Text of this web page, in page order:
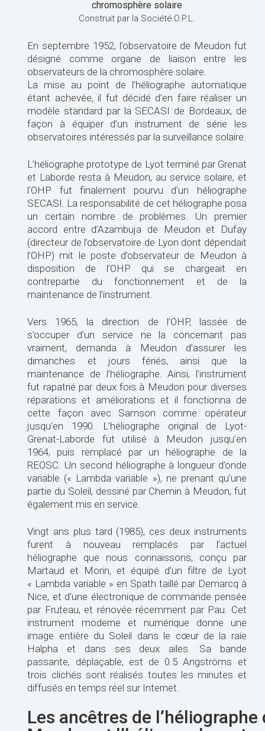
chromosphère solaire
Construit par la Société O.P.L.
En septembre 1952, l’observatoire de Meudon fut
désigné comme organe de liaison entre les
observateurs de la chromosphère solaire.
La mise au point de l’héliographe automatique
étant achevée, il fut décidé d’en faire réaliser un
modèle standard par la SECASI de Bordeaux, de
façon à équiper d’un instrument de série les
observatoires intéressés par la surveillance solaire.
L’héliographe prototype de Lyot terminé par Grenat
et Laborde resta à Meudon, au service solaire, et
l’OHP fut finalement pourvu d’un héliographe
SECASI. La responsabilité de cet héliographe posa
un certain nombre de problèmes. Un premier
accord entre d’Azambuja de Meudon et Dufay
(directeur de l’observatoire de Lyon dont dépendait
l’OHP) mit le poste d’observateur de Meudon à
disposition de l’OHP qui se chargeait en
contrepartie du fonctionnement et de la
maintenance de l’instrument.
Vers 1965, la direction de l’OHP, lassée de
s’occuper d’un service ne la concernant pas
vraiment, demanda à Meudon d’assurer les
dimanches et jours fériés, ainsi que la
maintenance de l’héliographe. Ainsi, l’instrument
fut rapatrié par deux fois à Meudon pour diverses
réparations et améliorations et il fonctionna de
cette façon avec Samson comme opérateur
jusqu’en 1990. L’héliographe original de Lyot-
Grenat-Laborde fut utilisé à Meudon jusqu’en
1964, puis remplacé par un héliographe de la
REOSC. Un second héliographe à longueur d’onde
variable (« Lambda variable »), ne prenant qu’une
partie du Soleil, dessiné par Chemin à Meudon, fut
également mis en service.
Vingt ans plus tard (1985), ces deux instruments
furent à nouveau remplacés par l’actuel
héliographe que nous connaissons, conçu par
Martaud et Morin, et équipé d’un filtre de Lyot
« Lambda variable » en Spath taillé par Demarcq à
Nice, et d’une électronique de commande pensée
par Fruteau, et rénovée récemment par Pau. Cet
instrument moderne et numérique donne une
image entière du Soleil dans le cœur de la raie
Halpha et dans ses deux ailes. Sa bande
passante, déplaçable, est de 0.5 Angströms et
trois clichés sont réalisés toutes les minutes et
diffusés en temps réel sur Internet.
Les ancêtres de l’héliographe